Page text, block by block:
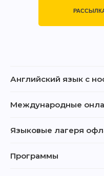
Английский язык с
Международные
Языковые лагеря
Программы